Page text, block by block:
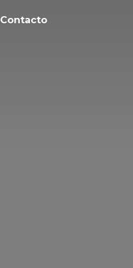
Contacto